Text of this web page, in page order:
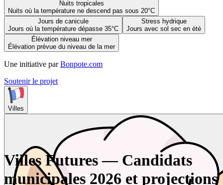
Nuits tropicales
Nuits où la température ne descend pas sous 20°C
Jours de canicule
Jours où la température dépasse 35°C
Stress hydrique
Jours avec sol sec en été
Élévation niveau mer
Élévation prévue du niveau de la mer
Une initiative par Bonpote.com
Soutenir le projet
Villes
Villes Futures — Candidats
municipales 2026 et projections